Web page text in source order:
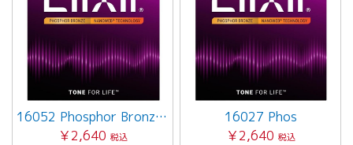
16052 Phosphor Bronze / Light
￥2,640 税込
16027 Phos
￥2,640 税込